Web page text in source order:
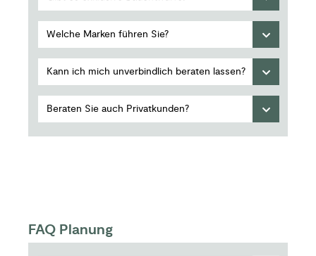
Welche Marken führen Sie?
Kann ich mich unverbindlich beraten lassen?
Beraten Sie auch Privatkunden?
FAQ Planung